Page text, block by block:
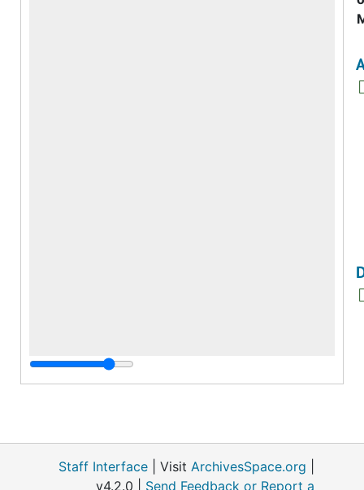
Staff Interface | Visit ArchivesSpace.org
v4.2.0 | Send Feedback or Report a